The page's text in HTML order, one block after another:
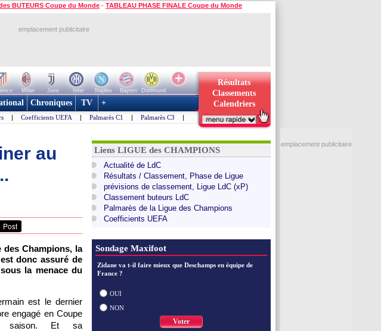
BUTEURS Coupe du Monde - TABLEAU PHASE FINALE Coupe du Monde
emplacement publicitaire
Milan Juve Inter Naples Bayern
Dortmund
Résultats
Classements
Calendriers
Chroniques TV +
| Coefficients UEFA | Palmarès C1 | Palmarès C3 |
au
Champions, la
donc assuré de
la menace du
est le dernier
engagé en Coupe
saison. Et sa
Liens LIGUE des CHAMPIONS
Actualité de LdC
Résultats / Classement, Phase de Ligue
prévisions de classement, Ligue LdC (xP)
Classement buteurs LdC
Palmarès de la Ligue des Champions
Coefficients UEFA
Sondage Maxifoot
Zidane va t-il faire mieux que Deschamps en équipe de
France ?
OUI
NON
Voter
emplacement publicitaire